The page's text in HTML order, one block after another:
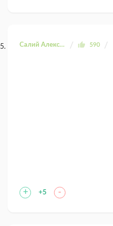
Салий Александра 590
+ +5 -